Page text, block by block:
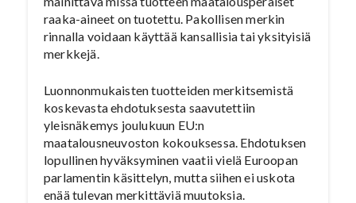
raaka-aineet on tuotettu. Pakollisen merkin
rinnalla voidaan käyttää kansallisia tai yksityisiä
merkkejä.
Luonnonmukaisten tuotteiden merkitsemistä
koskevasta ehdotuksesta saavutettiin
yleisnäkemys joulukuun EU:n
maatalousneuvoston kokouksessa. Ehdotuksen
lopullinen hyväksyminen vaatii vielä Euroopan
parlamentin käsittelyn, mutta siihen ei uskota
enää tulevan merkittäviä muutoksia.